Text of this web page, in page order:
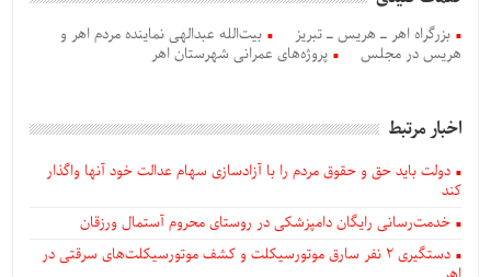
بزرگراه اهر ـ هریس ـ تبریز
بیت‌الله عبدالهی نماینده مردم اهر و
هریس در مجلس
پروژه‌های عمرانی شهرستان اهر
اخبار مرتبط
دولت باید حق و حقوق مردم را با آزادسازی سهام عدالت خود آنها واگذار
کند
خدمت‌رسانی رایگان دامپزشکی در روستای محروم آستمال ورزقان
دستگيری ۲ نفر سارق موتورسیکلت و کشف موتورسیکلت‌های سرقتی در